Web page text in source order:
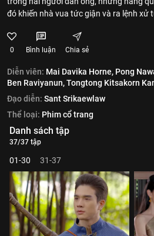
đó khiến nhà vua tức giận và ra lệnh xử
0 Bình luận Chia sẻ
Diễn viên: Mai Davika Horne, Pong
Ben Raviyanun,Tongtong Kitsakorn
Đạo diễn: Sant Srikaewlaw
Thể loại: Phim cổ trang
Danh sách tập
37/37 tập
01-30 31-37